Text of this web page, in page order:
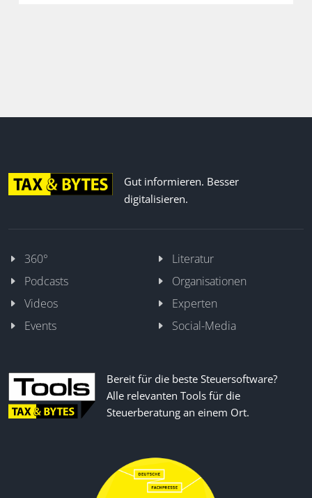
Gut informieren. Besser
digitalisieren.
360°
Literatur
Podcasts
Organisationen
Videos
Experten
Events
Social-Media
Bereit für die beste Steuersoftware?
Alle relevanten Tools für die
Steuerberatung an einem Ort.